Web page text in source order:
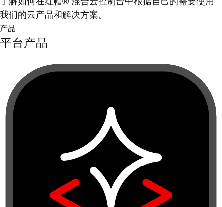
我们的云产品和解决方案。
产品
平台产品